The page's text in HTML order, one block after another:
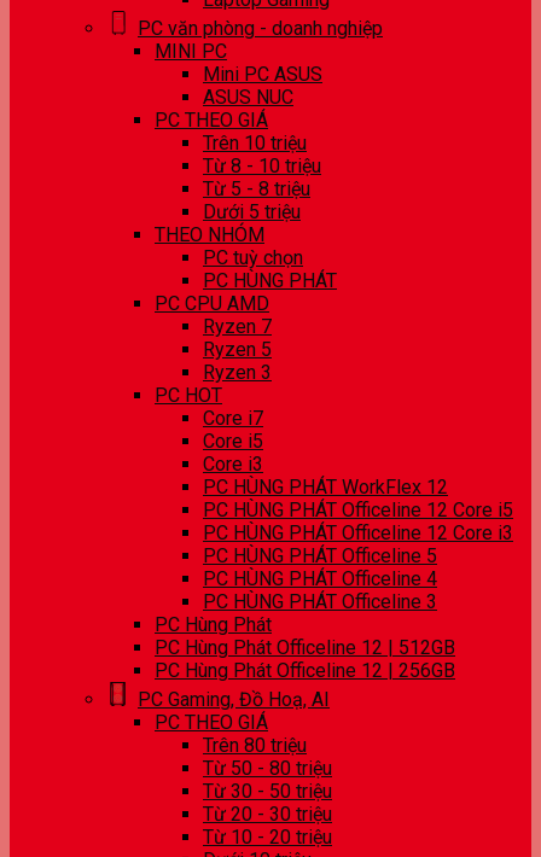
PC văn phòng - doanh nghiệp
MINI PC
Mini PC ASUS
ASUS NUC
PC THEO GIÁ
Trên 10 triệu
Từ 8 - 10 triệu
Từ 5 - 8 triệu
Dưới 5 triệu
THEO NHÓM
PC tuỳ chọn
PC HÙNG PHÁT
PC CPU AMD
Ryzen 7
Ryzen 5
Ryzen 3
PC HOT
Core i7
Core i5
Core i3
PC HÙNG PHÁT WorkFlex 12
PC HÙNG PHÁT Officeline 12 Core i5
PC HÙNG PHÁT Officeline 12 Core i3
PC HÙNG PHÁT Officeline 5
PC HÙNG PHÁT Officeline 4
PC HÙNG PHÁT Officeline 3
PC Hùng Phát
PC Hùng Phát Officeline 12 | 512GB
PC Hùng Phát Officeline 12 | 256GB
PC Gaming, Đồ Hoạ, AI
PC THEO GIÁ
Trên 80 triệu
Từ 50 - 80 triệu
Từ 30 - 50 triệu
Từ 20 - 30 triệu
Từ 10 - 20 triệu